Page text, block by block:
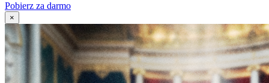
Pobierz za darmo
×